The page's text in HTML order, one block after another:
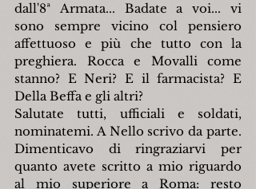
dall'8ª Armata... Badate a voi... vi
sono sempre vicino col pensiero
affettuoso e più che tutto con la
preghiera. Rocca e Movalli come
stanno? E Neri? E il farmacista? E
Della Beffa e gli altri?
Salutate tutti, ufficiali e soldati,
nominatemi. A Nello scrivo da parte.
Dimenticavo di ringraziarvi per
quanto avete scritto a mio riguardo
al mio superiore a Roma: resto